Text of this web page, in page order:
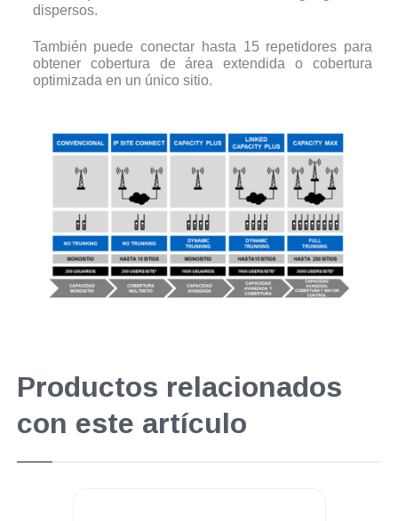
dispersos.
También puede conectar hasta 15 repetidores para
obtener cobertura de área extendida o cobertura
optimizada en un único sitio.
Productos relacionados
con este artículo